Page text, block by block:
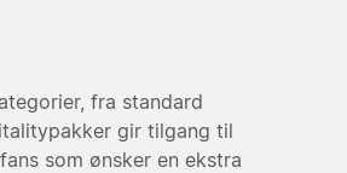
fra standard
gir tilgang til
som ønsker en ekstra